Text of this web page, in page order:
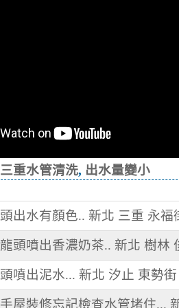
三重水管清洗, 出水量變小
出水有顏色.. 新北 三重 永福
頭噴出香濃奶茶.. 新北 樹林
噴出泥水... 新北 汐止 東勢
屋裝修忘記檢查水管堵住...